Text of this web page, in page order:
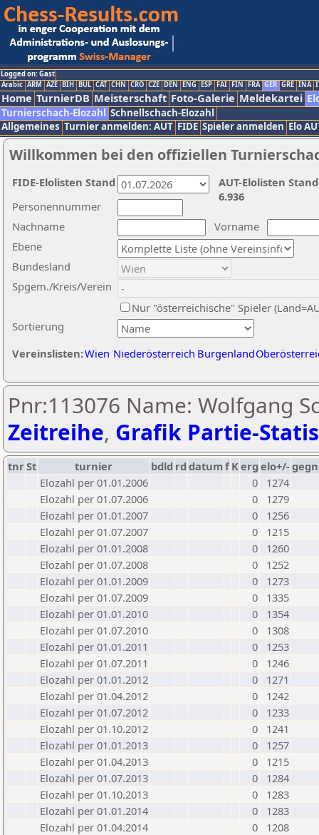
Logged on: Gast
Arabic ARM AZE BIH BUL CAT CHN CRO CZE DEN ENG ESP FAI FIN FRA GER GRE INA
Home TurnierDB Meisterschaft Foto-Galerie Meldekartei
Turnierschach-Elozahl Schnellschach-Elozahl
Allgemeines Turnier anmelden: AUT FIDE Spieler anmelden Elo
Willkommen bei den offiziellen
Nachname
Vorname
Ebene
Sortierung
Personennummer
Bundesland
Spgem./Kreis/Verein
Nur "österreichische" Spieler
Vereinslisten:Wien Niederösterreich Burgenland
AUT-Elolisten
6.936
FIDE-Elolisten Stand
Pnr:113076 Name: Wolfgang
Zeitreihe, Grafik Partie-
tnrSt turnier bdld rd datumf Kerg elo+/-
Elozahl per 01.01.2006
0
1274
Elozahl per 01.07.2006
0
1279
Elozahl per 01.01.2007
0
1256
Elozahl per 01.07.2007
0
1215
Elozahl per 01.01.2008
0
1260
Elozahl per 01.07.2008
0
1252
Elozahl per 01.01.2009
0
1273
Elozahl per 01.07.2009
0
1335
Elozahl per 01.01.2010
0
1354
Elozahl per 01.07.2010
0
1308
Elozahl per 01.01.2011
0
1253
Elozahl per 01.07.2011
0
1246
Elozahl per 01.01.2012
0
1271
Elozahl per 01.04.2012
0
1242
Elozahl per 01.07.2012
0
1233
Elozahl per 01.10.2012
0
1241
Elozahl per 01.01.2013
0
1257
Elozahl per 01.04.2013
0
1215
Elozahl per 01.07.2013
0
1284
Elozahl per 01.10.2013
0
1283
Elozahl per 01.01.2014
0
1283
Elozahl per 01.04.2014
0
1208